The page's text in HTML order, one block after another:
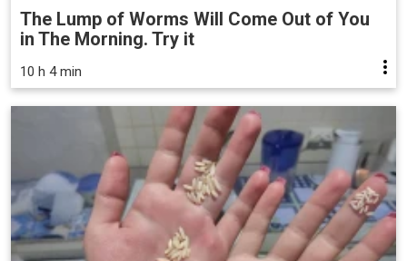
The Lump of Worms Will Come Out of You
in The Morning. Try it
10 h 4 min